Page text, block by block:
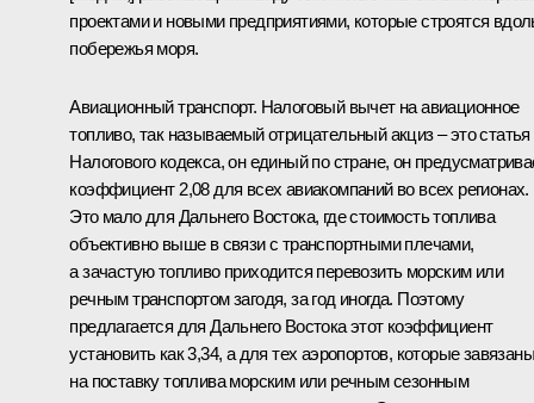
проектами и новыми предприятиями, которые строятся
побережья моря.
Авиационный транспорт. Налоговый вычет на авиационное
топливо, так называемый отрицательный акциз – это статья
Налогового кодекса, он единый по стране, он
коэффициент 2,08 для всех авиакомпаний во всех регионах.
Это мало для Дальнего Востока, где стоимость топлива
объективно выше в связи с транспортными плечами,
а зачастую топливо приходится перевозить морским или
речным транспортом загодя, за год иногда. Поэтому
предлагается для Дальнего Востока этот коэффициент
установить как 3,34, а для тех аэропортов, которые завязаны
на поставку топлива морским или речным сезонным